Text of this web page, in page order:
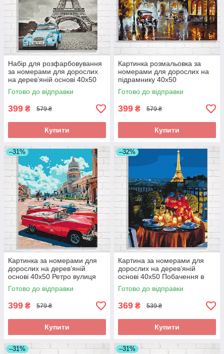
Набір для розфарбовування
за номерами для дорослих
на дерев’яній основі 40x50
Ретро Париж складний
Готово до відправки
399 ₴ 579 ₴
Купити
Картинка розмальовка за
номерами для дорослих на
підрамнику 40x50
Романтична подорож
складна
Готово до відправки
399 ₴ 579 ₴
Купити
–31%
Картинка за номерами для
дорослих на дерев’яній
основі 40x50 Ретро вулиця
складна
Готово до відправки
399 ₴ 579 ₴
Купити
–32%
Картина за номерами для
дорослих на дерев’яній
основі 40x50 Побачення в
Парижі складна
Готово до відправки
369 ₴ 539 ₴
Купити
–31% –31%